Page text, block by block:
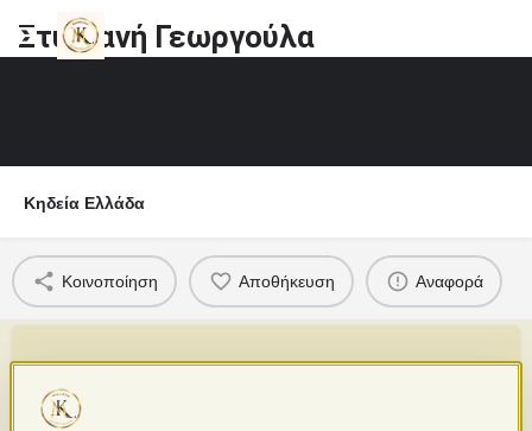
Στυλιανή Γεωργούλα
Κηδεία Ελλάδα
Κοινοποίηση Αποθήκευση Αναφορά